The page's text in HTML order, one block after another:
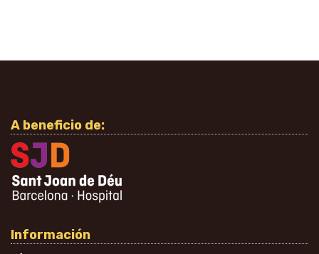
A beneficio de:
Información